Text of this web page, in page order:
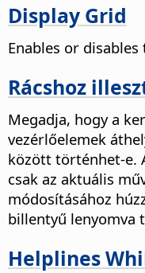
Display Grid
Enables or
Rácshoz
Megadja, hogy a
vezérlőelemek
között történhet-e.
csak az aktuális
módosításához
billentyű lenyomva
Helplines